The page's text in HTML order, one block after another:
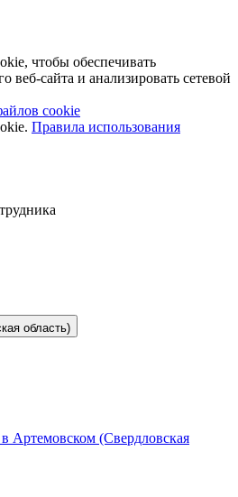
чтобы обеспечивать
веб-сайта и анализировать сетевой
cookie
Правила использования
область)
Артемовском (Свердловская